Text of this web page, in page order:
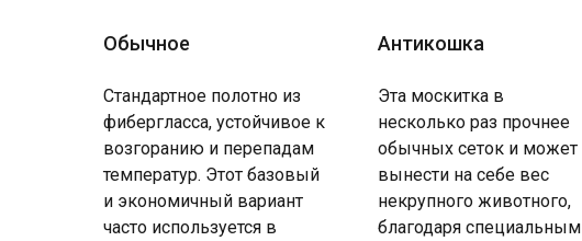
Обычное Антикошка
Стандартное полотно из
фибергласса, устойчивое к
возгоранию и перепадам
температур. Этот базовый
и экономичный вариант
часто используется в
Эта москитка в
несколько раз прочнее
обычных сеток и может
вынести на себе вес
некрупного животного,
благодаря специальным